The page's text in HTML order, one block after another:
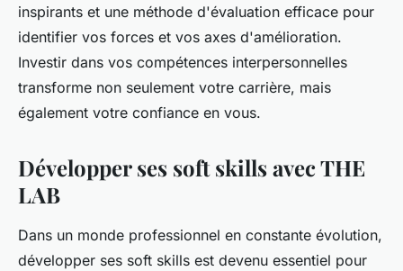
inspirants et une méthode d'évaluation efficace pour
identifier vos forces et vos axes d'amélioration.
Investir dans vos compétences interpersonnelles
transforme non seulement votre carrière, mais
également votre confiance en vous.
Développer ses soft skills avec THE
LAB
Dans un monde professionnel en constante évolution,
développer ses soft skills est devenu essentiel pour